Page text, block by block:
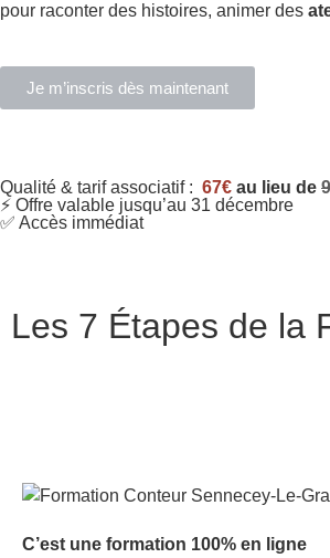
pour raconter des histoires, animer des
Je m’inscris dès maintenant
Qualité & tarif associatif : 67€ au lieu de
⚡ Offre valable jusqu’au 31 décembre
✅ Accès immédiat
Les 7 Étapes de la
C’est une formation 100% en ligne